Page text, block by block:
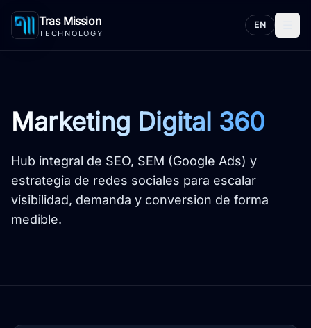
Tras Mission
TECHNOLOGY
EN
Marketing Digital 360
Hub integral de SEO, SEM (Google Ads) y
estrategia de redes sociales para escalar
visibilidad, demanda y conversion de forma
medible.